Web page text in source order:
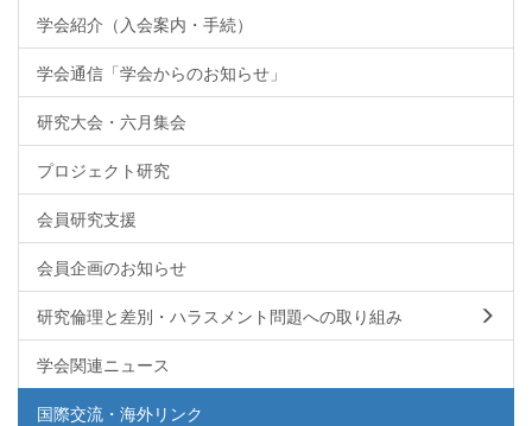
学会紹介（入会案内・手続）
学会通信「学会からのお知らせ」
研究大会・六月集会
プロジェクト研究
会員研究支援
会員企画のお知らせ
研究倫理と差別・ハラスメント問題への取り組み
学会関連ニュース
国際交流・海外リンク